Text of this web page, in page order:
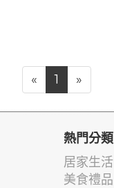
« 1 »
熱門分類
居家生活
美食禮品